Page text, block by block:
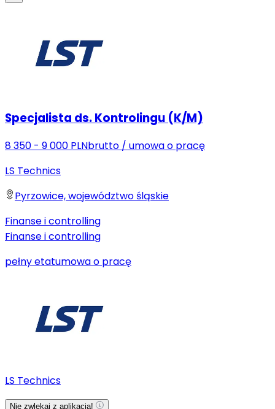
Specjalista ds. Kontrolingu (K/M)
8 350 - 9 000 PLNbrutto / umowa o pracę
LS Technics
Pyrzowice, województwo śląskie
Finanse i controlling
Finanse i controlling
pełny etatumowa o pracę
LS Technics
Nie zwlekaj z aplikacją!